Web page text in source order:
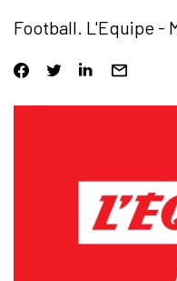
Football. L'Equipe -